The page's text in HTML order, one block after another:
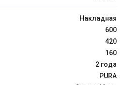
Накладная
600
420
160
2 года
PURA